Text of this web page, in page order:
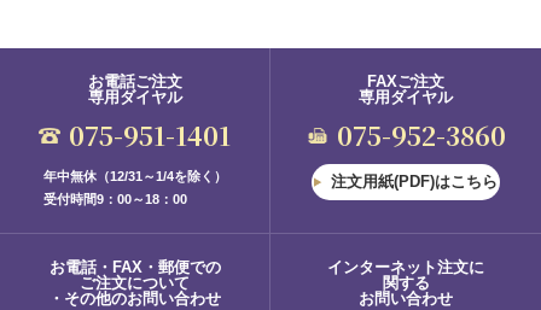
お電話ご注文
専用ダイヤル
075-951-1401
年中無休（12/31～1/4を除く）
受付時間9：00～18：00
FAXご注文
専用ダイヤル
075-952-3860
注文用紙(PDF)はこちら
お電話・FAX・郵便での
ご注文について
・その他のお問い合わせ
インターネット注文に
関する
お問い合わせ